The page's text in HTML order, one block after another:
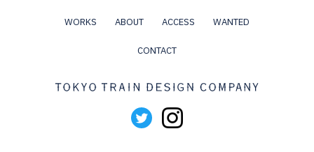
WORKS ABOUT ACCESS WANTED
CONTACT